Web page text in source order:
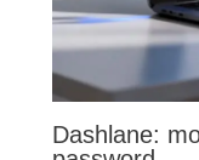
Dashlane: